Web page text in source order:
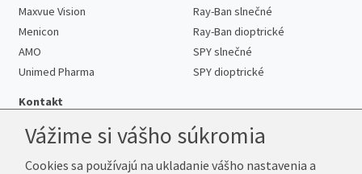
Maxvue Vision
Menicon
AMO
Unimed Pharma
Ray-Ban slnečné
Ray-Ban dioptrické
SPY slnečné
SPY dioptrické
Kontakt
Telefón:+421 222 205 863
Vážime si vášho súkromia
Cookies sa používajú na ukladanie vášho nastavenia a